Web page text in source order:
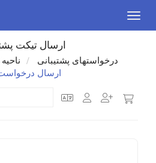
ارسال تیکت
درخواستهای پشتیبانی
ارسال